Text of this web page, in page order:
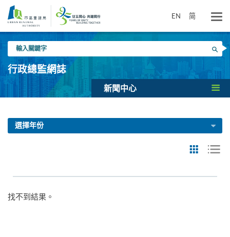
要
EN 简
入
關
鍵
搜尋
行政總監網誌
新聞中心
選擇年份
找不到結果。